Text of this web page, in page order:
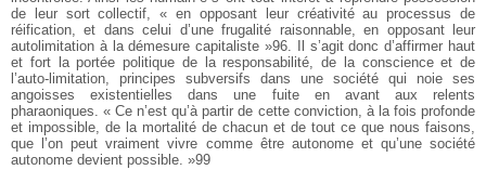
de leur sort collectif, « en opposant leur créativité au processus de
réification, et dans celui d’une frugalité raisonnable, en opposant leur
autolimitation à la démesure capitaliste »96. Il s’agit donc d’affirmer haut
et fort la portée politique de la responsabilité, de la conscience et de
l’auto-limitation, principes subversifs dans une société qui noie ses
angoisses existentielles dans une fuite en avant aux relents
pharaoniques. « Ce n’est qu’à partir de cette conviction, à la fois profonde
et impossible, de la mortalité de chacun et de tout ce que nous faisons,
que l’on peut vraiment vivre comme être autonome et qu’une société
autonome devient possible. »99